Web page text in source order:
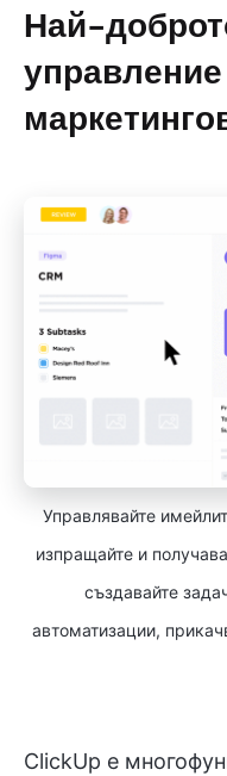
Най-
Управлявайте
изпращайте и
създавайте
автоматизации,
ClickUp е